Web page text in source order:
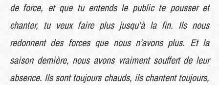
de force, et que tu entends le public te pousser et
chanter, tu veux faire plus jusqu’à la fin. Ils nous
redonnent des forces que nous n’avons plus. Et la
saison dernière, nous avons vraiment souffert de leur
absence. Ils sont toujours chauds, ils chantent toujours,